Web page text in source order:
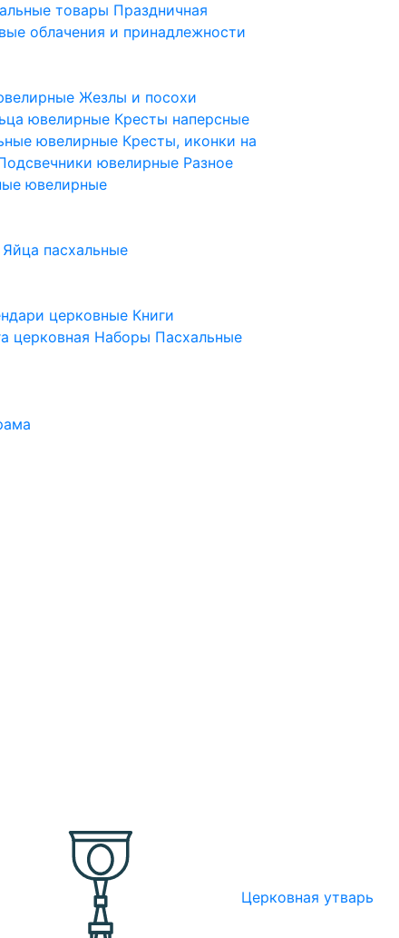
товары Праздничная
облачения и принадлежности
Жезлы и посохи
ювелирные Кресты наперсные
ювелирные Кресты, иконки на
ювелирные Разное
ювелирные
Яйца пасхальные
церковные Книги
церковная Наборы Пасхальные
Церковная утварь